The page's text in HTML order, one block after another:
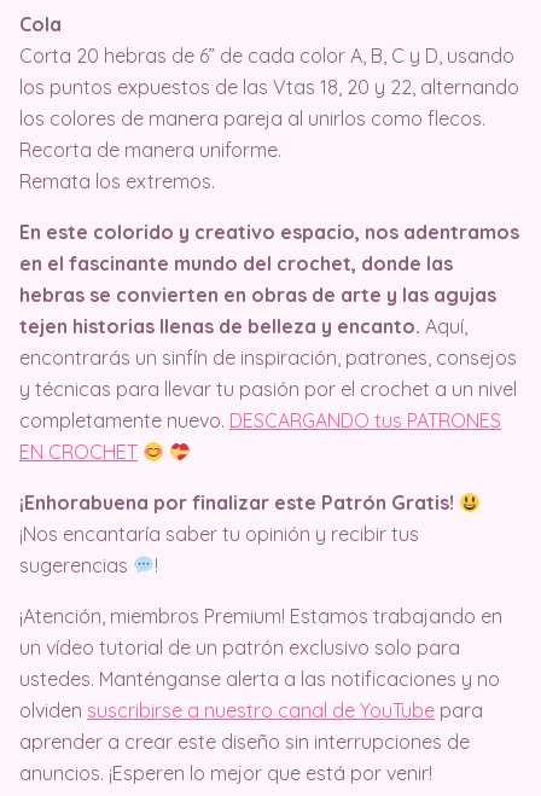
Cola
Corta 20 hebras de 6” de cada color A, B, C y D, usando
los puntos expuestos de las Vtas 18, 20 y 22, alternando
los colores de manera pareja al unirlos como flecos.
Recorta de manera uniforme.
Remata los extremos.
En este colorido y creativo espacio, nos adentramos
en el fascinante mundo del crochet, donde las
hebras se convierten en obras de arte y las agujas
tejen historias llenas de belleza y encanto. Aquí,
encontrarás un sinfín de inspiración, patrones, consejos
y técnicas para llevar tu pasión por el crochet a un nivel
completamente nuevo. DESCARGANDO tus PATRONES
EN CROCHET
¡Enhorabuena por finalizar este Patrón Gratis!
¡Nos encantaría saber tu opinión y recibir tus
sugerencias
!
¡Atención, miembros Premium! Estamos trabajando en
un vídeo tutorial de un patrón exclusivo solo para
ustedes. Manténganse alerta a las notificaciones y no
olviden suscribirse a nuestro canal de YouTube para
aprender a crear este diseño sin interrupciones de
anuncios. ¡Esperen lo mejor que está por venir!